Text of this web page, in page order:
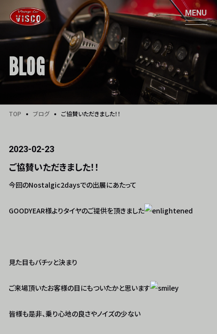
BLOG
TOP ブログ ご協賛いただきました！！
2023-02-23
ご協賛いただきました！！
今回のNostalgic2daysでの出展にあたって
GOODYEAR様よりタイヤのご提供を頂きました
見た目もバチッと決まり
ご来場頂いたお客様の目にもついたかと思います
皆様も是非、乗り心地の良さやノイズの少ない